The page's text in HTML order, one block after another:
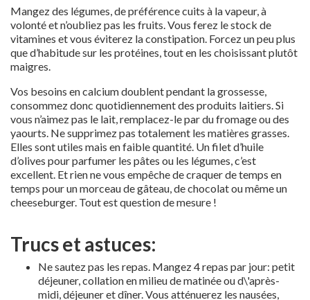
Mangez des légumes, de préférence cuits à la vapeur, à
volonté et n’oubliez pas les fruits. Vous ferez le stock de
vitamines et vous éviterez la constipation. Forcez un peu plus
que d’habitude sur les protéines, tout en les choisissant plutôt
maigres.
Vos besoins en calcium doublent pendant la grossesse,
consommez donc quotidiennement des produits laitiers. Si
vous n’aimez pas le lait, remplacez-le par du fromage ou des
yaourts. Ne supprimez pas totalement les matières grasses.
Elles sont utiles mais en faible quantité. Un filet d’huile
d’olives pour parfumer les pâtes ou les légumes, c’est
excellent. Et rien ne vous empêche de craquer de temps en
temps pour un morceau de gâteau, de chocolat ou même un
cheeseburger. Tout est question de mesure !
Trucs et astuces:
Ne sautez pas les repas. Mangez 4 repas par jour: petit
déjeuner, collation en milieu de matinée ou d\'après-
midi, déjeuner et dîner. Vous atténuerez les nausées,